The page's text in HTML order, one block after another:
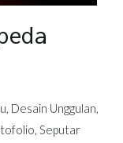
, Desain Unggulan,
, Seputar